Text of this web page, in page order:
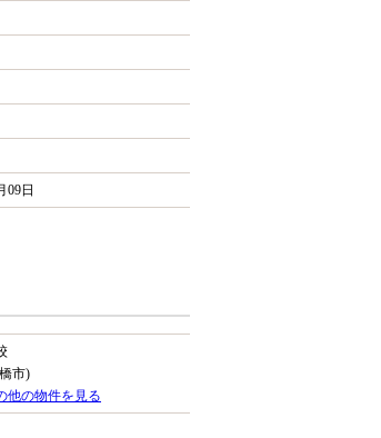
09日
市)
他の物件を見る